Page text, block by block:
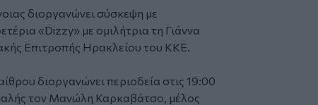
διοργανώνει σύσκεψη με
«Dizzy» με ομιλήτρια τη Γιάννα
Επιτροπής Ηρακλείου του ΚΚΕ.
διοργανώνει περιοδεία στις 19:00
τον Μανώλη Καρκαβάτσο, μέλος